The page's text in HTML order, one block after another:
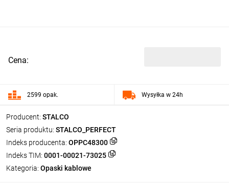
Producent: STALCO
Seria produktu: STALCO_PERFECT
Indeks producenta: OPPC48300
Indeks TIM: 0001-00021-73025
Kategoria: Opaski kablowe
Cena:
2599 opak. Wysyłka w 24h